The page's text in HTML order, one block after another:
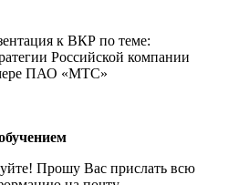
к ВКР по теме:
Российской компании
ПАО «МТС»
Прошу Вас прислать всю